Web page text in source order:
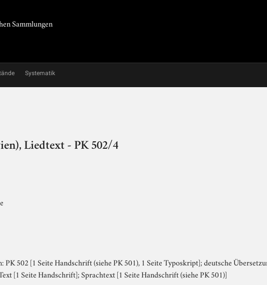
Sammlungen
Systematik
Liedtext - PK 502/4
PK 502 [1 Seite Handschrift (siehe PK 501), 1 Seite Typoskript]; deutsche
[1 Seite Handschrift]; Sprachtext [1 Seite Handschrift (siehe PK 501)]